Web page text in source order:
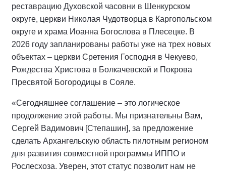
реставрацию Духовской часовни в Шенкурском
округе, церкви Николая Чудотворца в Каргопольском
округе и храма Иоанна Богослова в Плесецке. В
2026 году запланированы работы уже на трех новых
объектах – церкви Сретения Господня в Чекуево,
Рождества Христова в Болкачевской и Покрова
Пресвятой Богородицы в Сояле.
«Сегодняшнее соглашение – это логическое
продолжение этой работы. Мы признательны Вам,
Сергей Вадимович [Степашин], за предложение
сделать Архангельскую область пилотным регионом
для развития совместной программы ИППО и
Рослесхоза. Уверен, этот статус позволит нам не